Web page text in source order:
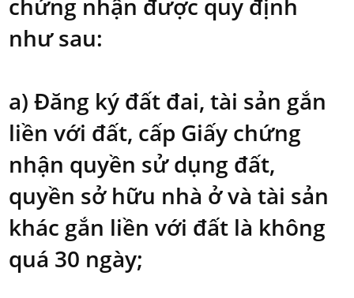
chứng nhận được quy định
như sau:
a) Đăng ký đất đai, tài sản gắn
liền với đất, cấp Giấy chứng
nhận quyền sử dụng đất,
quyền sở hữu nhà ở và tài sản
khác gắn liền với đất là không
quá 30 ngày;